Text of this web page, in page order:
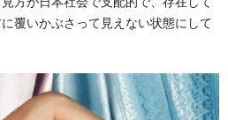
覆いかぶさって見えない状態にして